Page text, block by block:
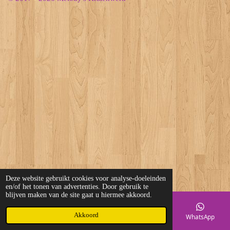
Deze website gebruikt cookies voor analyse-doeleinden
en/of het tonen van advertenties. Door gebruik te
blijven maken van de site gaat u hiermee akkoord.
Akkoord
Telefoonnummer WhatsApp